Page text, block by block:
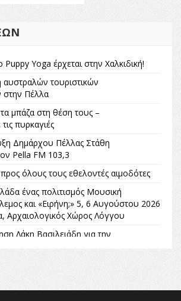
Yoga έρχεται στην Χαλκιδική!
αυστραλών τουριστικών
Πέλλα
μπάζα στη θέση τους –
πυρκαγιές
Δημάρχου Πέλλας Στάθη
Pella FM 103,3
όλους τους εθελοντές αιμοδότες
ένας πολιτισμός Μουσική
και «Ειρήνη;» 5, 6 Αυγούστου 2026
Αρχαιολογικός Χώρος Λόγγου
Λάκη Βασιλειάδη για την
«Σε τέτοιες κορυφαίες
υπάρχει μόνο η ευθύνη απέναντι
του ΠΑΟΚ στον δεύτερο γύρο του